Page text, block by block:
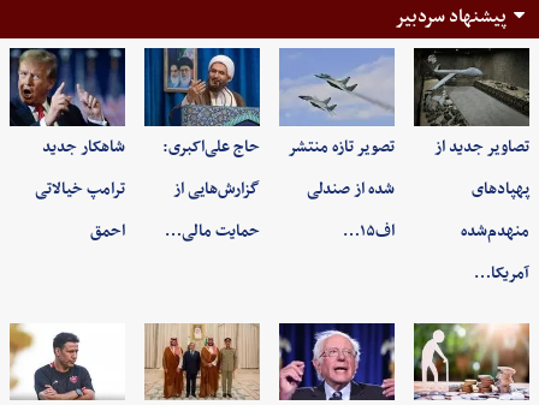
پیشنهاد سردبیر
تصاویر جدید از
پهپادهای
منهدم‌شده
آمریکا…
تصویر تازه منتشر
شده از صندلی
اف۱۵…
حاج علی‌اکبری:
گزارش‌هایی از
حمایت مالی…
شاهکار جدید
ترامپ خیالاتی
احمق